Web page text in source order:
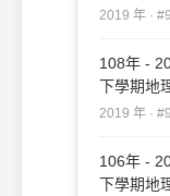
#92053
2019 年 ·
108年 -
下學期地
#91869
2019 年 ·
106年 -
下學期地